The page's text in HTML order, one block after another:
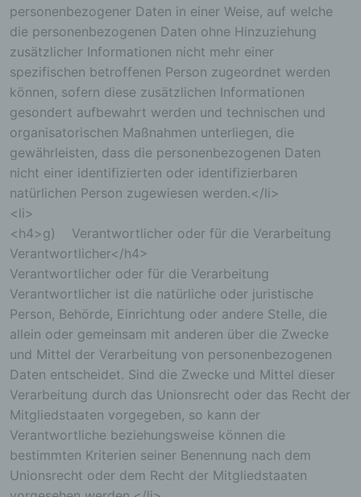
personenbezogener Daten in einer Weise, auf welche
die personenbezogenen Daten ohne Hinzuziehung
zusätzlicher Informationen nicht mehr einer
spezifischen betroffenen Person zugeordnet werden
können, sofern diese zusätzlichen Informationen
gesondert aufbewahrt werden und technischen und
organisatorischen Maßnahmen unterliegen, die
gewährleisten, dass die personenbezogenen Daten
nicht einer identifizierten oder identifizierbaren
natürlichen Person zugewiesen werden.</li>
<li>
<h4>g) Verantwortlicher oder für die Verarbeitung
Verantwortlicher</h4>
Verantwortlicher oder für die Verarbeitung
Verantwortlicher ist die natürliche oder juristische
Person, Behörde, Einrichtung oder andere Stelle, die
allein oder gemeinsam mit anderen über die Zwecke
und Mittel der Verarbeitung von personenbezogenen
Daten entscheidet. Sind die Zwecke und Mittel dieser
Verarbeitung durch das Unionsrecht oder das Recht der
Mitgliedstaaten vorgegeben, so kann der
Verantwortliche beziehungsweise können die
bestimmten Kriterien seiner Benennung nach dem
Unionsrecht oder dem Recht der Mitgliedstaaten